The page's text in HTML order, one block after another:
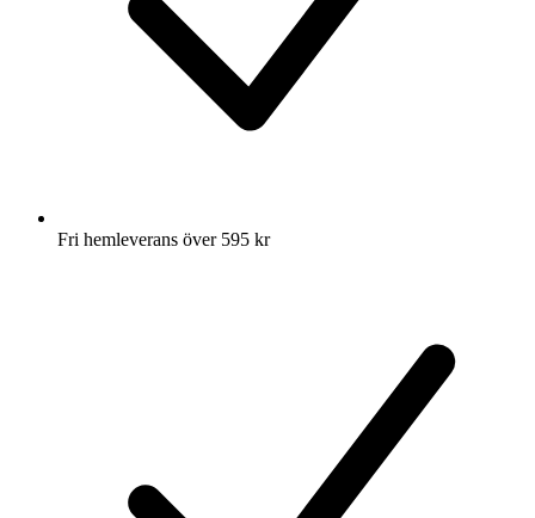
Fri hemleverans över 595 kr